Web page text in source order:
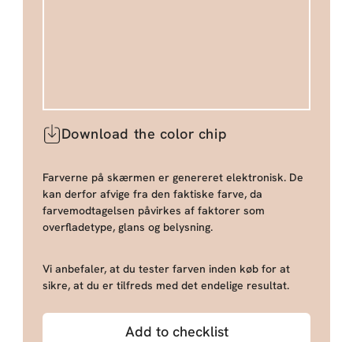
Download the color chip
Farverne på skærmen er genereret elektronisk. De
kan derfor afvige fra den faktiske farve, da
farvemodtagelsen påvirkes af faktorer som
overfladetype, glans og belysning.
Vi anbefaler, at du tester farven inden køb for at
sikre, at du er tilfreds med det endelige resultat.
Add to checklist